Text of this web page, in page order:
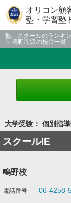
オリコン顧
塾・学習塾
塾、スクールのランキ
鴫野周辺の校舎一覧
大学受験： 個別指
スクールIE
鴫野校
06-4258-